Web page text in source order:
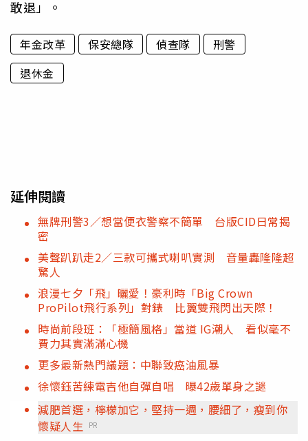
敢退」。
年金改革 保安總隊 偵查隊
刑警
退休金
延伸閱讀
無牌刑警3／想當便衣警察不簡單 台版CID日常揭
密
美聲趴趴走2／三款可攜式喇叭實測 音量轟隆隆超
驚人
浪漫七夕「飛」曬愛！豪利時「Big Crown
ProPilot飛行系列」對錶 比翼雙飛閃出天際！
時尚前段班：「極簡風格」當道 IG潮人 看似毫不
費力其實滿滿心機
更多最新熱門議題：中聯致癌油風暴
徐懷鈺苦練電吉他自彈自唱 曝42歲單身之謎
減肥首選，檸檬加它，堅持一週，腰細了，瘦到你
懷疑人生
PR